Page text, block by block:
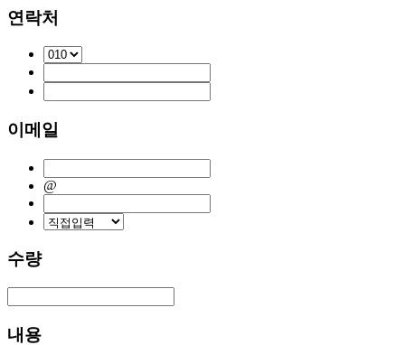
연락처
이메일
@
수량
내용